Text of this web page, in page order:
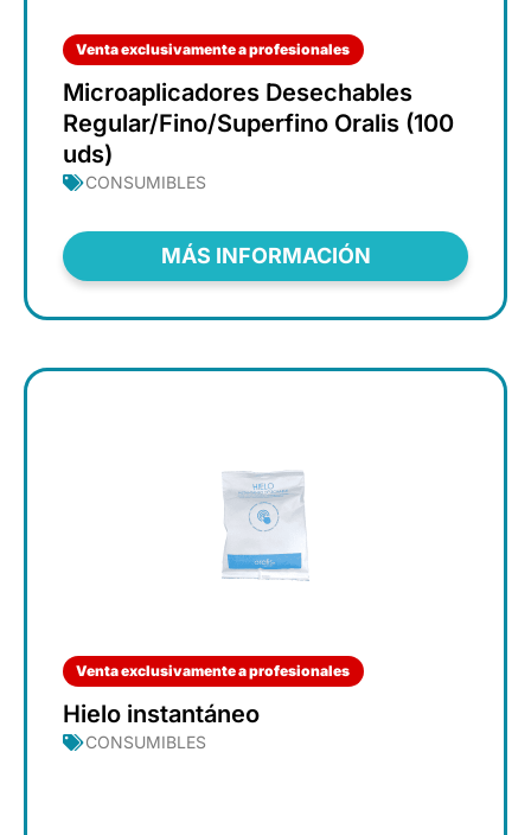
Venta exclusivamente a profesionales
Microaplicadores Desechables
Regular/Fino/Superfino Oralis (100
uds)
CONSUMIBLES
MÁS INFORMACIÓN
Venta exclusivamente a profesionales
Hielo instantáneo
CONSUMIBLES